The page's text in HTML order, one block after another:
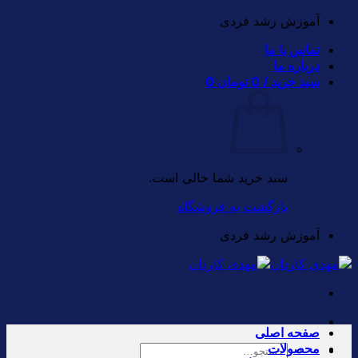
Skip
content
آموزش رشد فردی
تماس با ما
درباره ما
سبد خرید / 0 تومان 0
سبد خرید شما خالی است.
بازگشت به فروشگاه
آموزش رشد فردی
جستجو
صفحه اصلی
محصولات